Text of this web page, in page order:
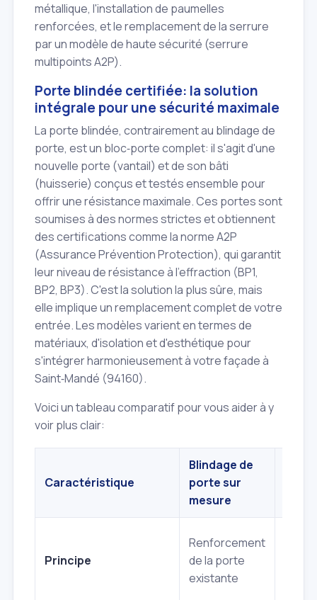
métallique, l'installation de paumelles
renforcées, et le remplacement de la serrure
par un modèle de haute sécurité (serrure
multipoints A2P).
Porte blindée certifiée: la solution
intégrale pour une sécurité maximale
La porte blindée, contrairement au blindage de
porte, est un bloc‑porte complet: il s'agit d'une
nouvelle porte (vantail) et de son bâti
(huisserie) conçus et testés ensemble pour
offrir une résistance maximale. Ces portes sont
soumises à des normes strictes et obtiennent
des certifications comme la norme A2P
(Assurance Prévention Protection), qui garantit
leur niveau de résistance à l'effraction (BP1,
BP2, BP3). C'est la solution la plus sûre, mais
elle implique un remplacement complet de votre
entrée. Les modèles varient en termes de
matériaux, d'isolation et d'esthétique pour
s'intégrer harmonieusement à votre façade à
Saint‑Mandé (94160).
Voici un tableau comparatif pour vous aider à y
voir plus clair:
Caractéristique
Blindage de
porte sur
mesure
Principe
Renforcement
de la porte
existante